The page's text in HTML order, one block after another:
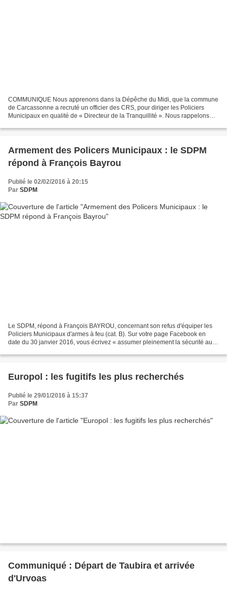
COMMUNIQUE Nous apprenons dans la Dépêche du Midi, que la commune
de Carcassonne a recruté un officier des CRS, pour diriger les Policiers
Municipaux en qualité de « Directeur de la Tranquillité ». Nous rappelons
Armement des Policers Municipaux : le SDPM
répond à François Bayrou
Publié le 02/02/2016 à 20:15
Par SDPM
Le SDPM, répond à François BAYROU, concernant son refus d'équiper les
Policiers Municipaux d'armes à feu (cat. B). Sur votre page Facebook en
date du 30 janvier 2016, vous écrivez « assumer pleinement la sécurité au
Europol : les fugitifs les plus recherchés
Publié le 29/01/2016 à 15:37
Par SDPM
Communiqué : Départ de Taubira et arrivée
d'Urvoas